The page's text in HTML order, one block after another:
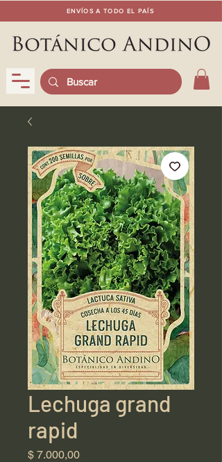
ENVÍOS A TODO EL PAÍS
Lechuga grand
rapid
$ 7.000,00Precio